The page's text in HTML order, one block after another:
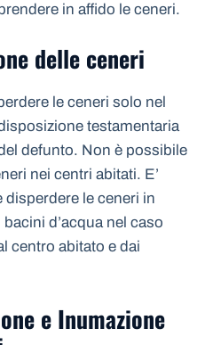
in affido le ceneri.
delle ceneri
le ceneri solo nel
testamentaria
defunto. Non è possibile
nei centri abitati. E’
disperdere le ceneri in
d’acqua nel caso
centro abitato e dai
e Inumazione